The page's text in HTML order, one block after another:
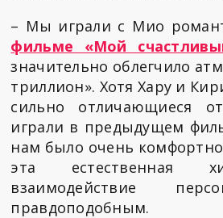
– Мы играли с Мио
фильме «Мой
значительно облегчило
триллион». Хотя Хару и
сильно отличающиеся
играли в предыдущем
нам было очень
эта естественная
взаимодействие
правдоподобным.